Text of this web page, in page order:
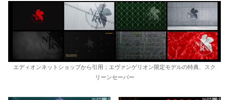
エディオンネットショップから引用；エヴァンゲリオン限定モデルの特典、スク
リーンセーバー